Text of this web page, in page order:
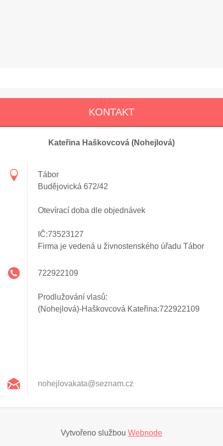
KONTAKT
Kateřina Haškovcová (Nohejlová)
Tábor
Budějovická 672/42
Otevírací doba dle objednávek
IČ:73523127
Firma je vedená u živnostenského úřadu Tábor
722922109
Prodlužování vlasů:
(Nohejlová)-Haškovcová Kateřina:722922109
nohejlovakata@seznam.cz
Vytvořeno službou Webnode